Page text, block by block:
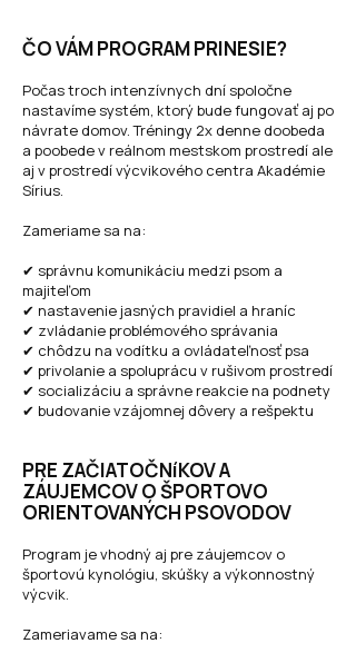
ČO VÁM PROGRAM PRINESIE?
Počas troch intenzívnych dní spoločne
nastavíme systém, ktorý bude fungovať aj po
návrate domov. Tréningy 2x denne doobeda
a poobede v reálnom mestskom prostredí ale
aj v prostredí výcvikového centra Akadémie
Sírius.
Zameriame sa na:
✔ správnu komunikáciu medzi psom a
majiteľom
✔ nastavenie jasných pravidiel a hraníc
✔ zvládanie problémového správania
✔ chôdzu na vodítku a ovládateľnosť psa
✔ privolanie a spoluprácu v rušivom prostredí
✔ socializáciu a správne reakcie na podnety
✔ budovanie vzájomnej dôvery a rešpektu
PRE ZAČIATOČNíKOV A
ZÁUJEMCOV O ŠPORTOVO
ORIENTOVANÝCH PSOVODOV
Program je vhodný aj pre záujemcov o
športovú kynológiu, skúšky a výkonnostný
výcvik.
Zameriavame sa na: